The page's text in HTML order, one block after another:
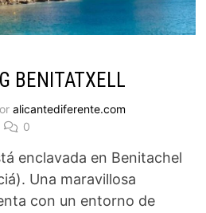
BENITATXELL
alicantediferente.com
0
enclavada en Benitachel
Una maravillosa
con un entorno de